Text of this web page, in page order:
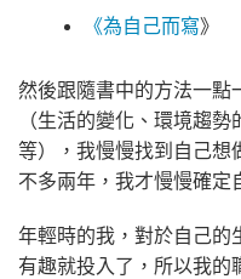
《為自己而寫》
然後跟隨書中的方法一點
（生活的變化、環境趨
等），我慢慢找到自己想
不多兩年，我才慢慢確定
年輕時的我，對於自己的
有趣就投入了，所以我的